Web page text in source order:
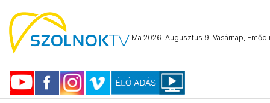
Ma 2026. Augusztus 9. Vasárnap, Emőd
"2024-10-28 23:59:59" )